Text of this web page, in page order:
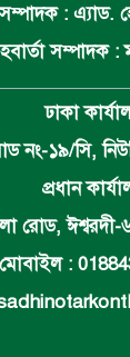
সম্পাদক :
সম্পাদক :
ঢাকা
নং-১৯/সি,
প্রধান
রোড, ঈশ্বরদী-
মোবাইল :